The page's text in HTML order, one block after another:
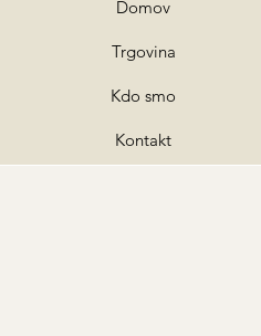
Domov
Trgovina
Kdo smo
Kontakt